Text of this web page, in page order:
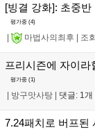
[빙결 강화]: 초중
평가중 (4)
마법사의최후 조
프리시즌에 자이라
평가중 (1)
방구맛사탕 댓글: 1개
7.24패치로 버프된